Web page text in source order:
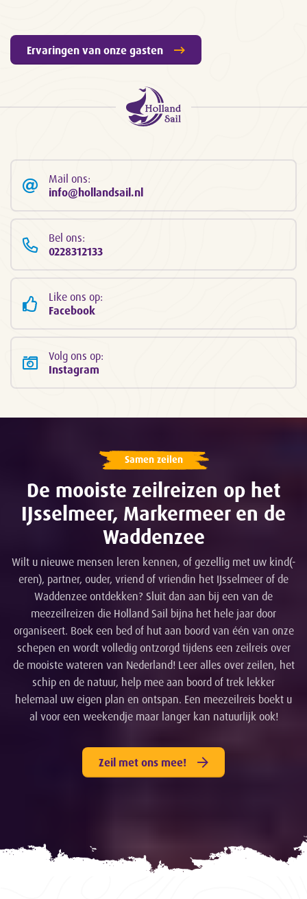
Ervaringen van onze gasten
Mail ons:
info@hollandsail.nl
Bel ons:
0228312133
Like ons op:
Facebook
Volg ons op:
Instagram
Samen zeilen
De mooiste zeilreizen op het
IJsselmeer, Markermeer en de
Waddenzee
Wilt u nieuwe mensen leren kennen, of gezellig met uw kind(-
eren), partner, ouder, vriend of vriendin het IJsselmeer of de
Waddenzee ontdekken? Sluit dan aan bij een van de
meezeilreizen die Holland Sail bijna het hele jaar door
organiseert. Boek een bed of hut aan boord van één van onze
schepen en wordt volledig ontzorgd tijdens een zeilreis over
de mooiste wateren van Nederland! Leer alles over zeilen, het
schip en de natuur, help mee aan boord of trek lekker
helemaal uw eigen plan en ontspan. Een meezeilreis boekt u
al voor een weekendje maar langer kan natuurlijk ook!
Zeil met ons mee!